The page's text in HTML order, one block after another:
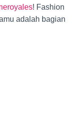
! Fashion
adalah bagian